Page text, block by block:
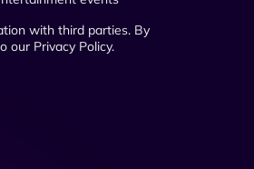
with third parties. By
our Privacy Policy.